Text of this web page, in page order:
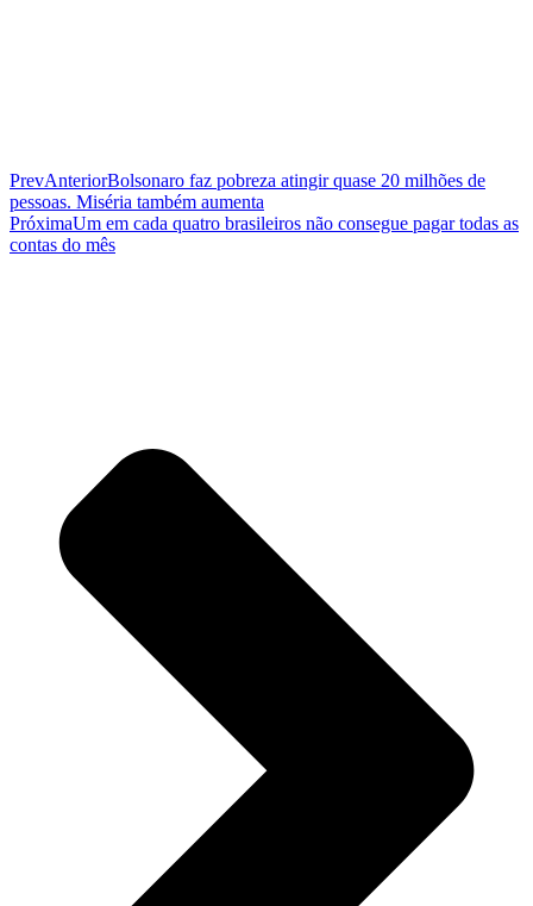
PrevAnteriorBolsonaro faz pobreza atingir quase 20 milhões de
pessoas. Miséria também aumenta
PróximaUm em cada quatro brasileiros não consegue pagar todas as
contas do mês